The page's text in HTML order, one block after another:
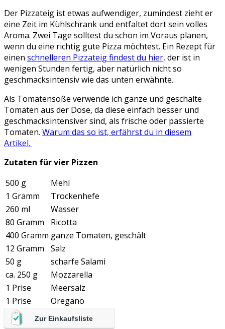
Der Pizzateig ist etwas aufwendiger, zumindest zieht er
eine Zeit im Kühlschrank und entfaltet dort sein volles
Aroma. Zwei Tage solltest du schon im Voraus planen,
wenn du eine richtig gute Pizza möchtest. Ein Rezept für
einen schnelleren Pizzateig findest du hier, der ist in
wenigen Stunden fertig, aber natürlich nicht so
geschmacksintensiv wie das unten erwähnte.
Als Tomatensoße verwende ich ganze und geschälte
Tomaten aus der Dose, da diese einfach besser und
geschmacksintensiver sind, als frische oder passierte
Tomaten. Warum das so ist, erfährst du in diesem
Artikel.
Zutaten für vier Pizzen
500 g
Mehl
1 Gramm
Trockenhefe
260 ml
Wasser
80 Gramm
Ricotta
400 Gramm ganze Tomaten, geschält
12 Gramm
Salz
50 g
scharfe Salami
ca. 250 g
Mozzarella
1 Prise
Meersalz
1 Prise
Oregano
Zur Einkaufsliste